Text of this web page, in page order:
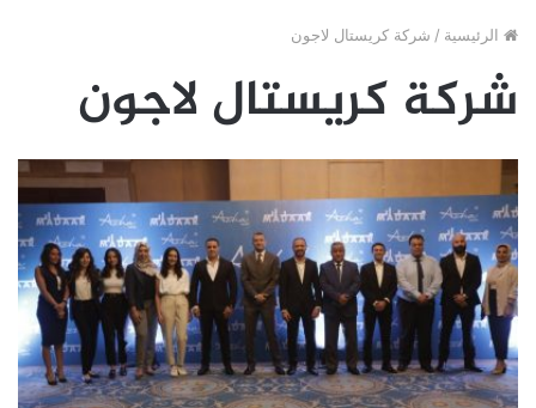
الرئيسية / شركة كريستال لاجون
شركة كريستال لاجون